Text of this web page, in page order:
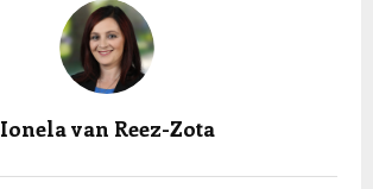
Ionela van Reez-Zota